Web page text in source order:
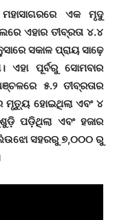
ଏକ ମୃଦୁ
ଏହାର ତୀବ୍ରତା ୪.୪
ସକାଳ ପ୍ରାୟ ସାଢ଼େ
ପୂର୍ବରୁ ସୋମବାର
୫.୨ ତୀବ୍ରତାର
ହୋଇଥିଲା ଏବଂ ୪
ପଡ଼ିଥିଲା ଏବଂ ହଜାର
ଲିଉଝୋ ସହରରୁ ୭,୦୦୦ ରୁ